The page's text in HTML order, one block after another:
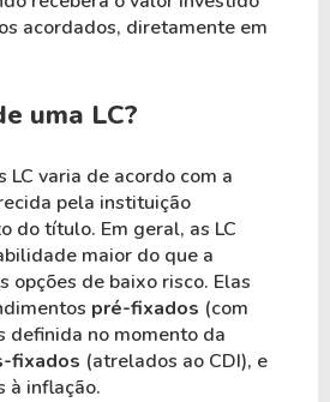
acordados, diretamente em
uma LC?
LC varia de acordo com a
pela instituição
do título. Em geral, as LC
maior do que a
opções de baixo risco. Elas
pré-fixados (com
definida no momento da
fixados (atrelados ao CDI), e
à inflação.